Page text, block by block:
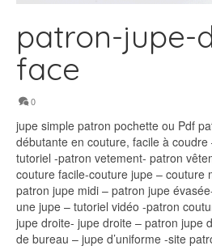
patron-jupe-
face
0
jupe simple patron pochette ou Pdf
débutante en couture, facile à
tutoriel -patron vetement- patron
couture facile-couture jupe – couture
patron jupe midi – patron jupe
une jupe – tutoriel vidéo -patron
jupe droite- jupe droite – patron jupe
de bureau – jupe d’uniforme -site